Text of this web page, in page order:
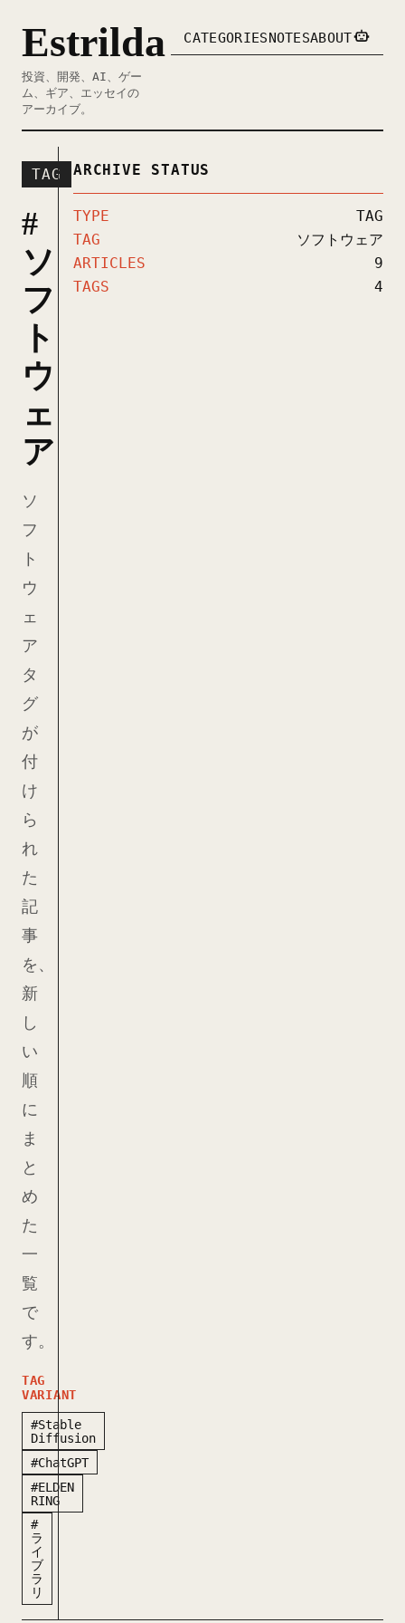
Estrilda CATEGORIESNOTESABOUT
投資、開発、AI、ゲー
ム、ギア、エッセイの
アーカイブ。
TAG
#
ソ
フ
ト
ウ
ェ
ア
ソ
フ
ト
ウ
ェ
ア
タ
グ
が
付
け
ら
れ
た
記
事
を、
新
し
い
順
に
ま
と
め
た
一
覧
で
す。
TAG
VARIANT
#Stable
Diffusion
#ChatGPT
#ELDEN
RING
#
ラ
イ
ブ
ラ
リ
ARCHIVE STATUS
TYPE
TAG
TAG
ソフトウェア
ARTICLES
9
TAGS
4